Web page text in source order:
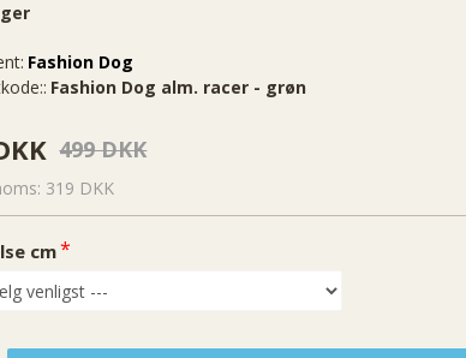
499 DKK
319 DKK
Fashion Dog
Fashion Dog alm. racer - grøn
cm